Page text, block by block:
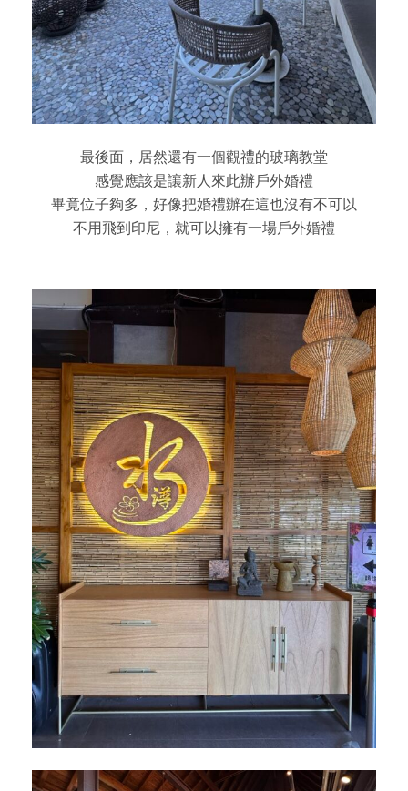
最後面，居然還有一個觀禮的玻璃教堂
感覺應該是讓新人來此辦戶外婚禮
畢竟位子夠多，好像把婚禮辦在這也沒有不可以
不用飛到印尼，就可以擁有一場戶外婚禮